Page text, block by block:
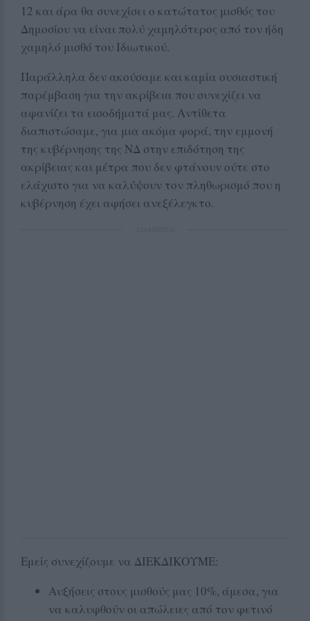
12 και άρα θα συνεχίσει ο κατώτατος μισθός του
Δημοσίου να είναι πολύ χαμηλότερος από τον ήδη
χαμηλό μισθό του Ιδιωτικού.
Παράλληλα δεν ακούσαμε και καμία ουσιαστική
παρέμβαση για την ακρίβεια που συνεχίζει να
αφανίζει τα εισοδήματά μας. Αντίθετα
διαπιστώσαμε, για μια ακόμα φορά, την εμμονή
της κυβέρνησης της ΝΔ στην επιδότηση της
ακρίβειας και μέτρα που δεν φτάνουν ούτε στο
ελάχιστο για να καλύψουν τον πληθωρισμό που η
κυβέρνηση έχει αφήσει ανεξέλεγκτο.
Εμείς συνεχίζουμε να ΔΙΕΚΔΙΚΟΥΜΕ:
Αυξήσεις στους μισθούς μας 10%, άμεσα, για
να καλυφθούν οι απώλειες από τον φετινό